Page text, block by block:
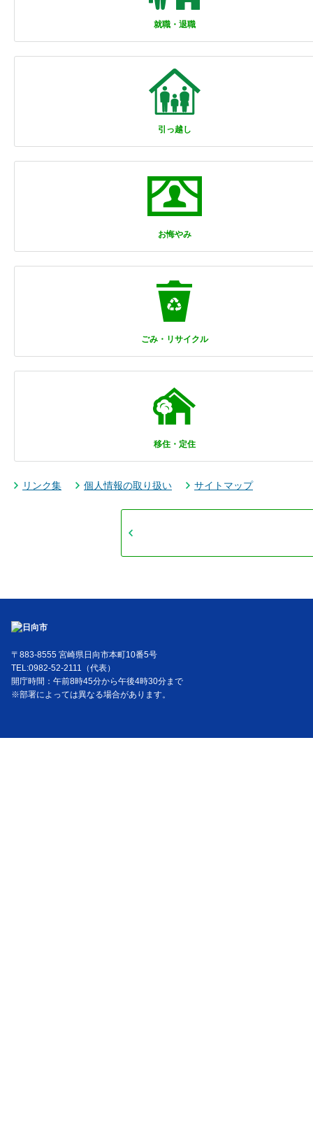
就職・退職
引っ越し
お悔やみ
ごみ・リサイクル
移住・定住
リンク集 個人情報の取り扱い サイトマップ
〒883-8555 宮崎県日向市本町10番5号
TEL:0982-52-2111（代表）
開庁時間：午前8時45分から午後4時30分まで
※部署によっては異なる場合があります。